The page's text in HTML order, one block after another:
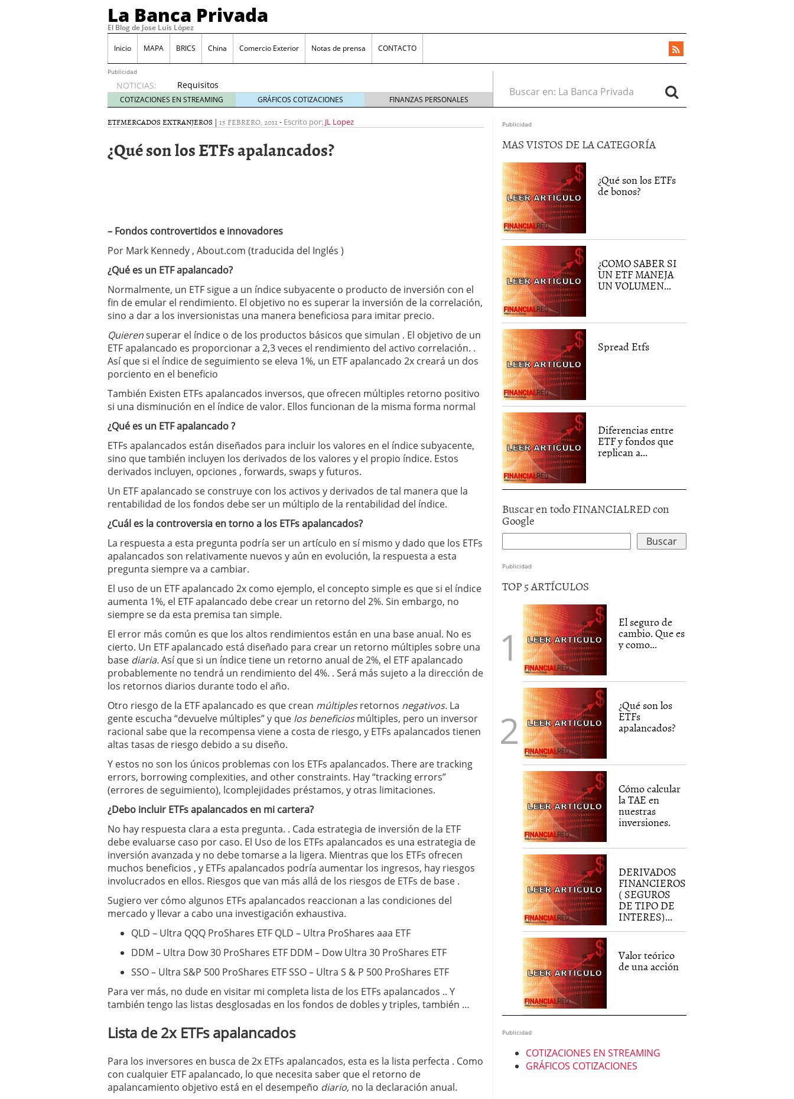
La Banca Privada
El Blog de Jose Luis López
Inicio MAPA BRICS China Comercio Exterior Notas de prensa CONTACTO
Publicidad
NOTICIAS:
Requisitos
apertura
y como
evitar
problemas
en las
El lastre de la economía sumergida en España
Valor teórico de una acción julio 1, 2011
La nueva clasificación de fondos de inversión publicada hoy sera mas clara
El primer ministro chino ofrece ayuda para el euro
COTIZACIONES EN STREAMING GRÁFICOS COTIZACIONES FINANZAS PERSONALES
Buscar en:
ETFMERCADOS EXTRANJEROS | 15 FEBRERO, 2011 - Escrito por: JL Lopez
¿Qué son los ETFs apalancados?
– Fondos controvertidos e innovadores
Por Mark Kennedy , About.com (traducida del Inglés )
¿Qué es un ETF apalancado?
Normalmente, un ETF sigue a un índice subyacente o producto de inversión con el
fin de emular el rendimiento. El objetivo no es superar la inversión de la correlación,
sino a dar a los inversionistas una manera beneficiosa para imitar precio.
Quierensuperar el índice o de los productos básicos que simulan . El objetivo de un
ETF apalancado es proporcionar a 2,3 veces el rendimiento del activo correlación. .
Así que si el índice de seguimiento se eleva 1%, un ETF apalancado 2x creará un dos
porciento en el beneficio
También Existen ETFs apalancados inversos, que ofrecen múltiples retorno positivo
si una disminución en el índice de valor. Ellos funcionan de la misma forma normal
¿Qué es un ETF apalancado ?
ETFs apalancados están diseñados para incluir los valores en el índice subyacente,
sino que también incluyen los derivados de los valores y el propio índice. Estos
derivados incluyen, opciones , forwards, swaps y futuros.
Un ETF apalancado se construye con los activos y derivados de tal manera que la
rentabilidad de los fondos debe ser un múltiplo de la rentabilidad del índice.
¿Cuál es la controversia en torno a los ETFs apalancados?
La respuesta a esta pregunta podría ser un artículo en sí mismo y dado que los ETFs
apalancados son relativamente nuevos y aún en evolución, la respuesta a esta
pregunta siempre va a cambiar.
El uso de un ETF apalancado 2x como ejemplo, el concepto simple es que si el índice
aumenta 1%, el ETF apalancado debe crear un retorno del 2%. Sin embargo, no
siempre se da esta premisa tan simple.
El error más común es que los altos rendimientos están en una base anual. No es
cierto. Un ETF apalancado está diseñado para crear un retorno múltiples sobre una
base diaria.Así que si un índice tiene un retorno anual de 2%, el ETF apalancado
probablemente no tendrá un rendimiento del 4%. . Será más sujeto a la dirección de
los retornos diarios durante todo el año.
Otro riesgo de la ETF apalancado es que crean múltiplesretornos negativos. La
gente escucha “devuelve múltiples” y que los beneficiosmúltiples, pero un inversor
racional sabe que la recompensa viene a costa de riesgo, y ETFs apalancados tienen
altas tasas de riesgo debido a su diseño.
Y estos no son los únicos problemas con los ETFs apalancados. There are tracking
errors, borrowing complexities, and other constraints. Hay “tracking errors”
(errores de seguimiento), lcomplejidades préstamos, y otras limitaciones.
¿Debo incluir ETFs apalancados en mi cartera?
No hay respuesta clara a esta pregunta. . Cada estrategia de inversión de la ETF
debe evaluarse caso por caso. El Uso de los ETFs apalancados es una estrategia de
inversión avanzada y no debe tomarse a la ligera. Mientras que los ETFs ofrecen
muchos beneficios , y ETFs apalancados podría aumentar los ingresos, hay riesgos
involucrados en ellos. Riesgos que van más allá de los riesgos de ETFs de base .
Sugiero ver cómo algunos ETFs apalancados reaccionan a las condiciones del
mercado y llevar a cabo una investigación exhaustiva.
QLD – Ultra QQQ ProShares ETF QLD – Ultra ProShares aaa ETF
DDM – Ultra Dow 30 ProShares ETF DDM – Dow Ultra 30 ProShares ETF
SSO – Ultra S&P 500 ProShares ETF SSO – Ultra S & P 500 ProShares ETF
Para ver más, no dude en visitar mi completa lista de los ETFs apalancados .. Y
también tengo las listas desglosadas en los fondos de dobles y triples, también …
Lista de 2x ETFs apalancados
Para los inversores en busca de 2x ETFs apalancados, esta es la lista perfecta . Como
con cualquier ETF apalancado, lo que necesita saber que el retorno de
apalancamiento objetivo está en el desempeño diario, no la declaración anual.
Publicidad
MAS VISTOS DE LA CATEGORÍA
¿Qué son los ETFs
de bonos?
¿COMO SABER SI
UN ETF MANEJA
UN VOLUMEN...
Spread Etfs
Diferencias entre
ETF y fondos que
replican a...
Buscar en todo FINANCIALRED con
Google
Publicidad
TOP 5 ARTÍCULOS
El seguro de
cambio. Que es
y como...
¿Qué son los
ETFs
apalancados?
Cómo calcular
la TAE en
nuestras
inversiones.
DERIVADOS
FINANCIEROS
( SEGUROS
DE TIPO DE
INTERES)...
Valor teórico
de una acción
Publicidad
COTIZACIONES EN STREAMING
GRÁFICOS COTIZACIONES